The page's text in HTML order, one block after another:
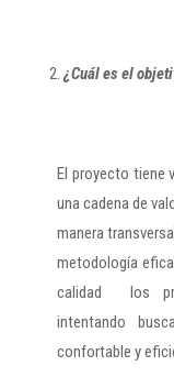
¿Cuál es el
El proyecto tiene
una cadena de
manera
metodología
calidad los
intentando
confortable y